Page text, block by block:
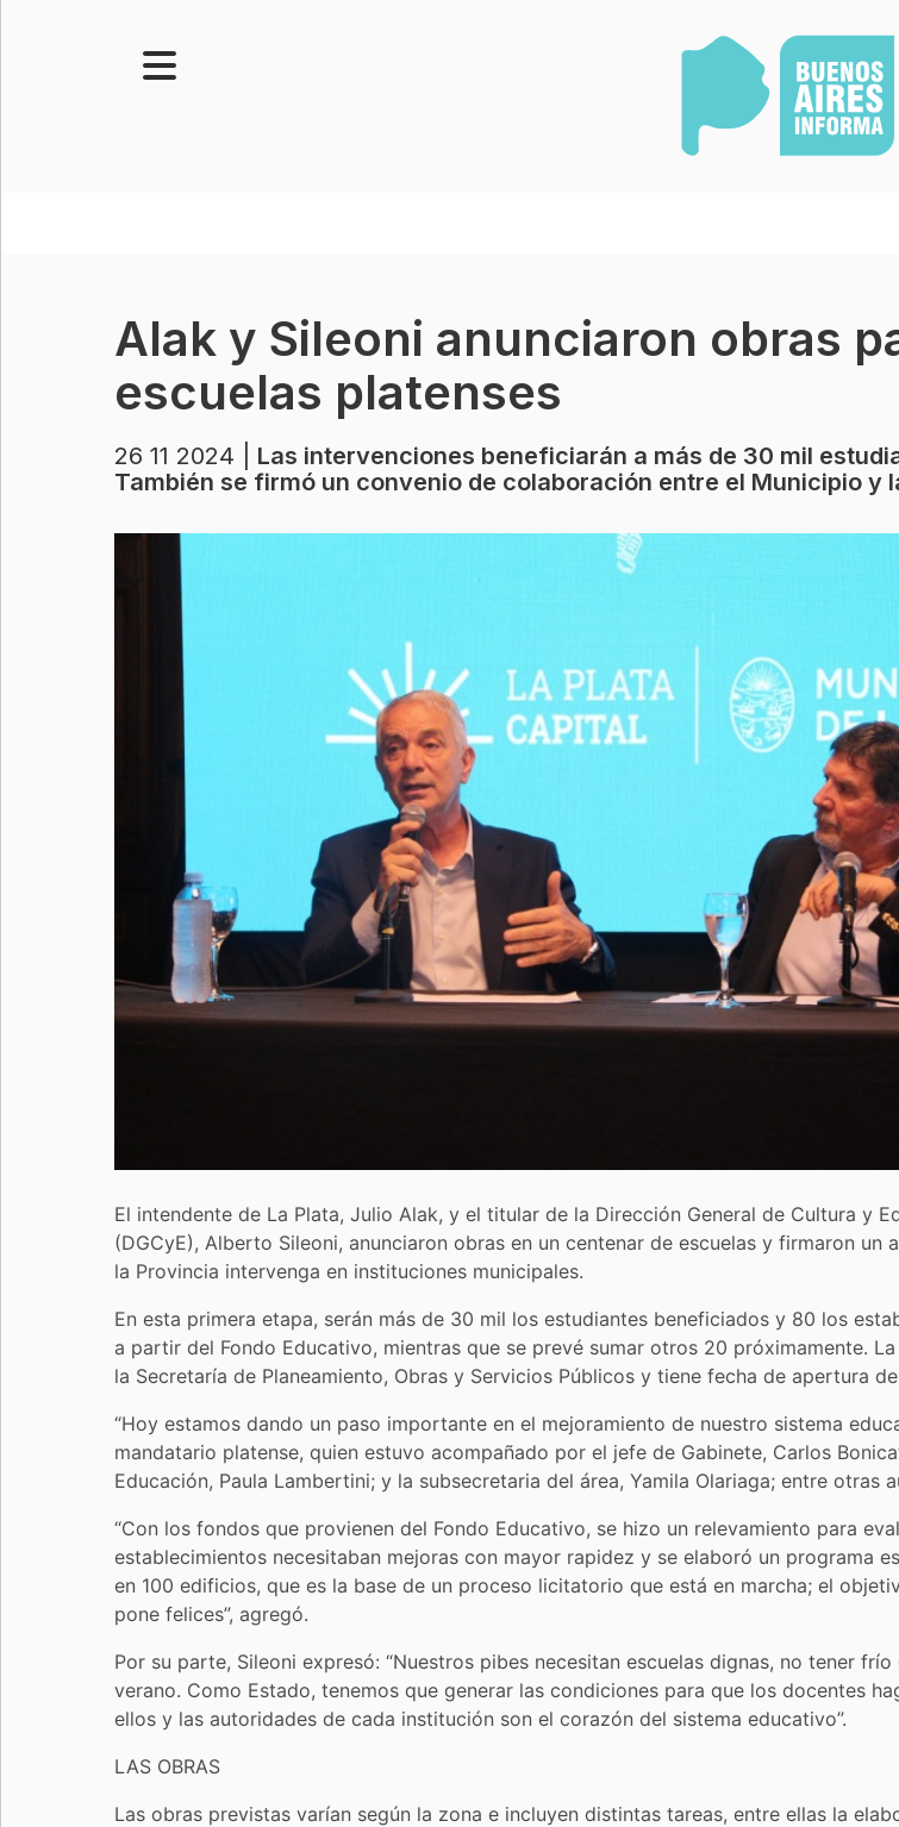
Alak y Sileoni anunciaron obras
escuelas platenses
26 11 2024 | Las intervenciones beneficiarán a más de 30 mil
También se firmó un convenio de colaboración entre el Municipio y
El intendente de La Plata, Julio Alak, y el titular de la Dirección General de Cultura y
(DGCyE), Alberto Sileoni, anunciaron obras en un centenar de escuelas y firmaron un
la Provincia intervenga en instituciones municipales.
En esta primera etapa, serán más de 30 mil los estudiantes beneficiados y 80 los
a partir del Fondo Educativo, mientras que se prevé sumar otros 20 próximamente.
la Secretaría de Planeamiento, Obras y Servicios Públicos y tiene fecha de apertura
“Hoy estamos dando un paso importante en el mejoramiento de nuestro sistema
mandatario platense, quien estuvo acompañado por el jefe de Gabinete, Carlos
Educación, Paula Lambertini; y la subsecretaria del área, Yamila Olariaga; entre otras
“Con los fondos que provienen del Fondo Educativo, se hizo un relevamiento para
establecimientos necesitaban mejoras con mayor rapidez y se elaboró un programa
en 100 edificios, que es la base de un proceso licitatorio que está en marcha; el
pone felices”, agregó.
Por su parte, Sileoni expresó: “Nuestros pibes necesitan escuelas dignas, no tener
verano. Como Estado, tenemos que generar las condiciones para que los docentes
ellos y las autoridades de cada institución son el corazón del sistema educativo”.
LAS OBRAS
Las obras previstas varían según la zona e incluyen distintas tareas, entre ellas la